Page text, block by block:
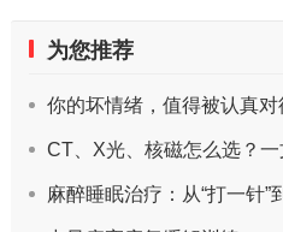
为您推荐
你的坏情绪，值得被认真对
CT、X光、核磁怎么选？
麻醉睡眠治疗：从“打一针”